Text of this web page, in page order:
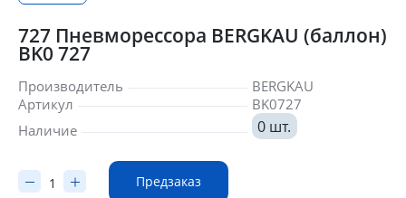
727 Пневморессора BERGKAU (баллон)
BK0 727
Производитель
BERGKAU
Артикул
BK0727
Наличие
0 шт.
Предзаказ